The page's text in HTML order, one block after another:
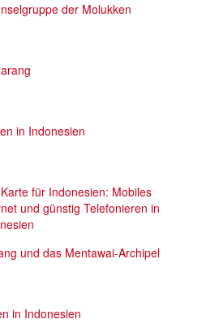
der Molukken
in Indonesien
für Indonesien: Mobiles
und günstig Telefonieren in
und das Mentawai-Archipel
in Indonesien